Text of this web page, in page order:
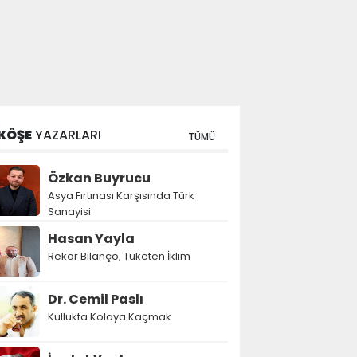
YAZARLARI TÜMÜ
Özkan Buyrucu
Asya Fırtınası Karşısında Türk
Sanayisi
Hasan Yayla
Rekor Bilanço, Tüketen İklim
Dr. Cemil Paslı
Kullukta Kolaya Kaçmak